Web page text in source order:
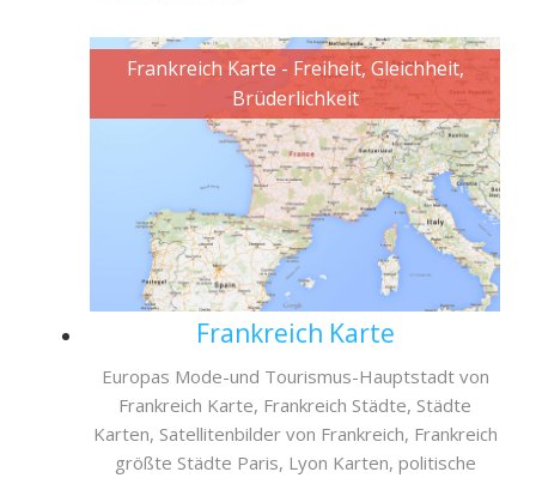
Frankreich Karte - Freiheit, Gleichheit,
Brüderlichkeit
Frankreich Karte
Europas Mode-und Tourismus-Hauptstadt von
Frankreich Karte, Frankreich Städte, Städte
Karten, Satellitenbilder von Frankreich, Frankreich
größte Städte Paris, Lyon Karten, politische